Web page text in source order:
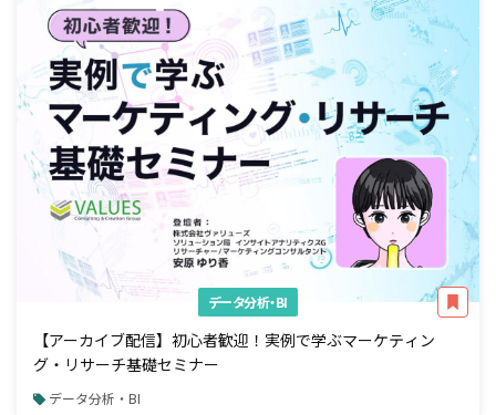
データ分析・BI
【アーカイブ配信】初心者歓迎！実例で学ぶマーケティン
グ・リサーチ基礎セミナー
データ分析・BI